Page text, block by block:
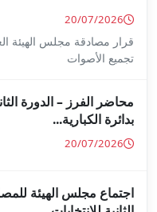
المستقلة للانتخابات على نتائج
للانتخابات التشريعية الجزئية
على النتائج الأولية للدورة